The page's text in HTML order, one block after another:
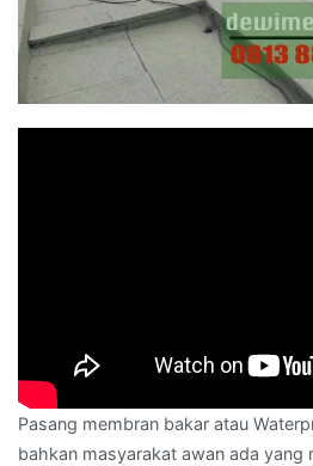
Pasang membran bakar atau
bahkan masyarakat awan ada yang